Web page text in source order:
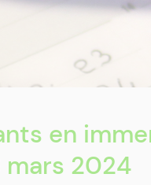
en
mars 2024